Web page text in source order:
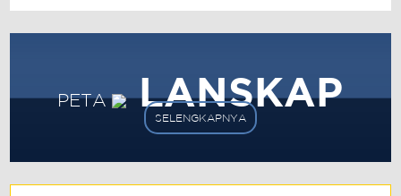
PETA LANSKAP
SELENGKAPNYA